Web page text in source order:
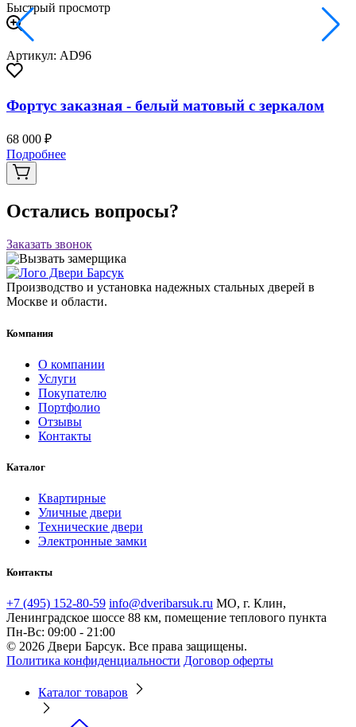
Быстрый просмотр
Артикул: AD96
Фортус заказная - белый матовый с зеркалом
68 000 ₽
Подробнее
Остались вопросы?
Заказать звонок
Производство и установка надежных стальных дверей в
Москве и области.
Компания
О компании
Услуги
Покупателю
Портфолио
Отзывы
Контакты
Каталог
Квартирные
Уличные двери
Технические двери
Электронные замки
Контакты
+7 (495) 152-80-59 info@dveribarsuk.ru МО, г. Клин,
Ленинградское шоссе 88 км, помещение теплового пункта
Пн-Вс: 09:00 - 21:00
© 2026 Двери Барсук. Все права защищены.
Политика конфиденциальности Договор оферты
Каталог товаров